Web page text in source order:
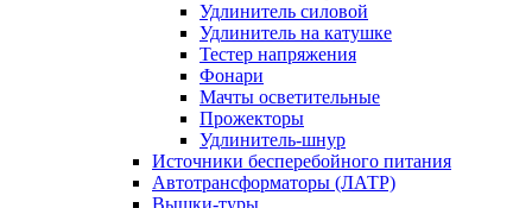
Удлинитель силовой
Удлинитель на катушке
Тестер напряжения
Фонари
Мачты осветительные
Прожекторы
Удлинитель-шнур
Источники бесперебойного питания
Автотрансформаторы (ЛАТР)
Вышки-туры